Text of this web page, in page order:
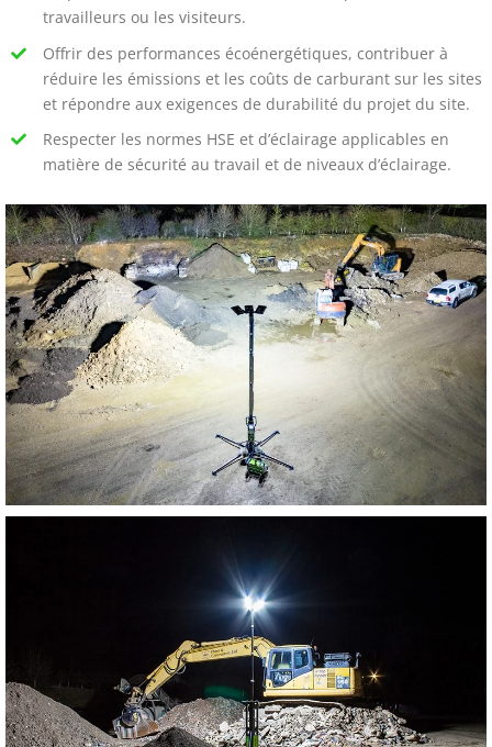
travailleurs ou les visiteurs.
Offrir des performances écoénergétiques, contribuer à
réduire les émissions et les coûts de carburant sur les sites
et répondre aux exigences de durabilité du projet du site.
Respecter les normes HSE et d’éclairage applicables en
matière de sécurité au travail et de niveaux d’éclairage.